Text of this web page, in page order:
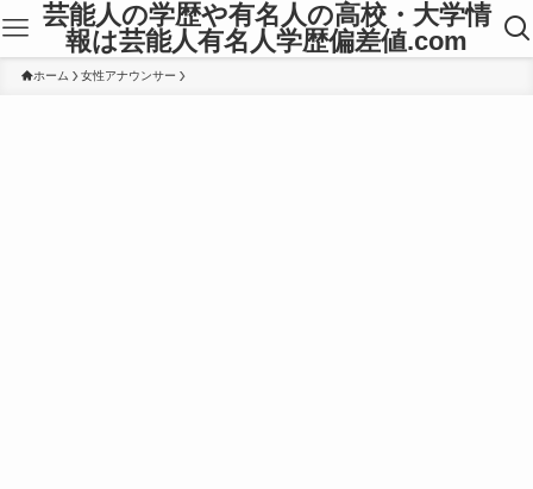
芸能人の学歴や有名人の高校・大学情
報は芸能人有名人学歴偏差値.com
ホーム 女性アナウンサー